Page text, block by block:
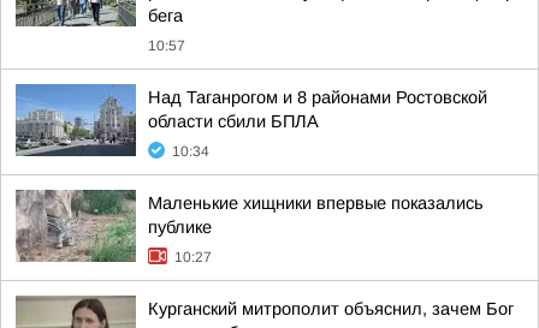
бега
10:57
Над Таганрогом и 8 районами Ростовской
области сбили БПЛА
10:34
Маленькие хищники впервые показались
публике
10:27
Курганский митрополит объяснил, зачем Бог